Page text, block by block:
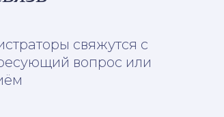
свяжутся с
вопрос или